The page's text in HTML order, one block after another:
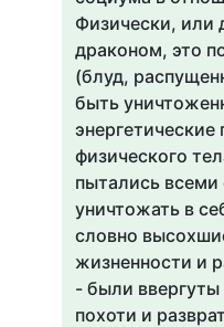
Физически, или
драконом, это
(блуд,
быть
физического
пытались всеми
уничтожать в
словно
жизненности и
- были
похоти и